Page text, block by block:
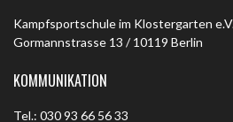
Kampfsportschule im Klostergarten
Gormannstrasse 13 / 10119 Berlin
KOMMUNIKATION
Tel.: 030 93 66 56 33